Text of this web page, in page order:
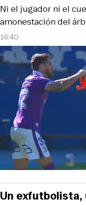
16:40
Ni el jugador ni el
amonestación del
Un exfutbolista,